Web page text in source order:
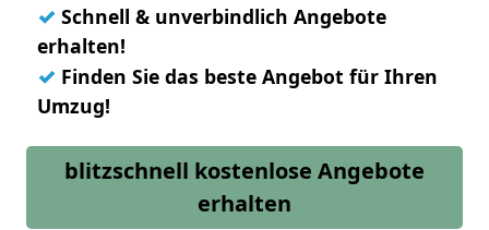
✓ Schnell & unverbindlich Angebote
erhalten!
✓ Finden Sie das beste Angebot für Ihren
Umzug!
blitzschnell kostenlose Angebote
erhalten